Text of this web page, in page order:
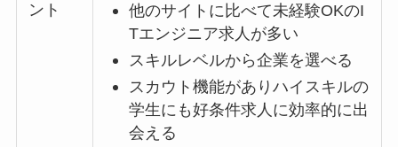
ント
他のサイトに比べて未経験OKのI
Tエンジニア求人が多い
スキルレベルから企業を選べる
スカウト機能がありハイスキルの
学生にも好条件求人に効率的に出
会える